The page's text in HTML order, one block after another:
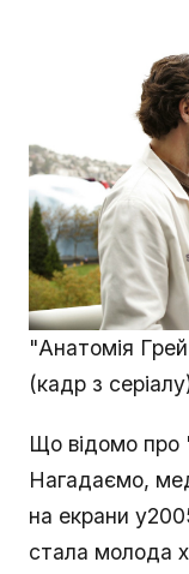
"Анатомія
(кадр з
Що відомо про
Нагадаємо,
на екрани
стала молода